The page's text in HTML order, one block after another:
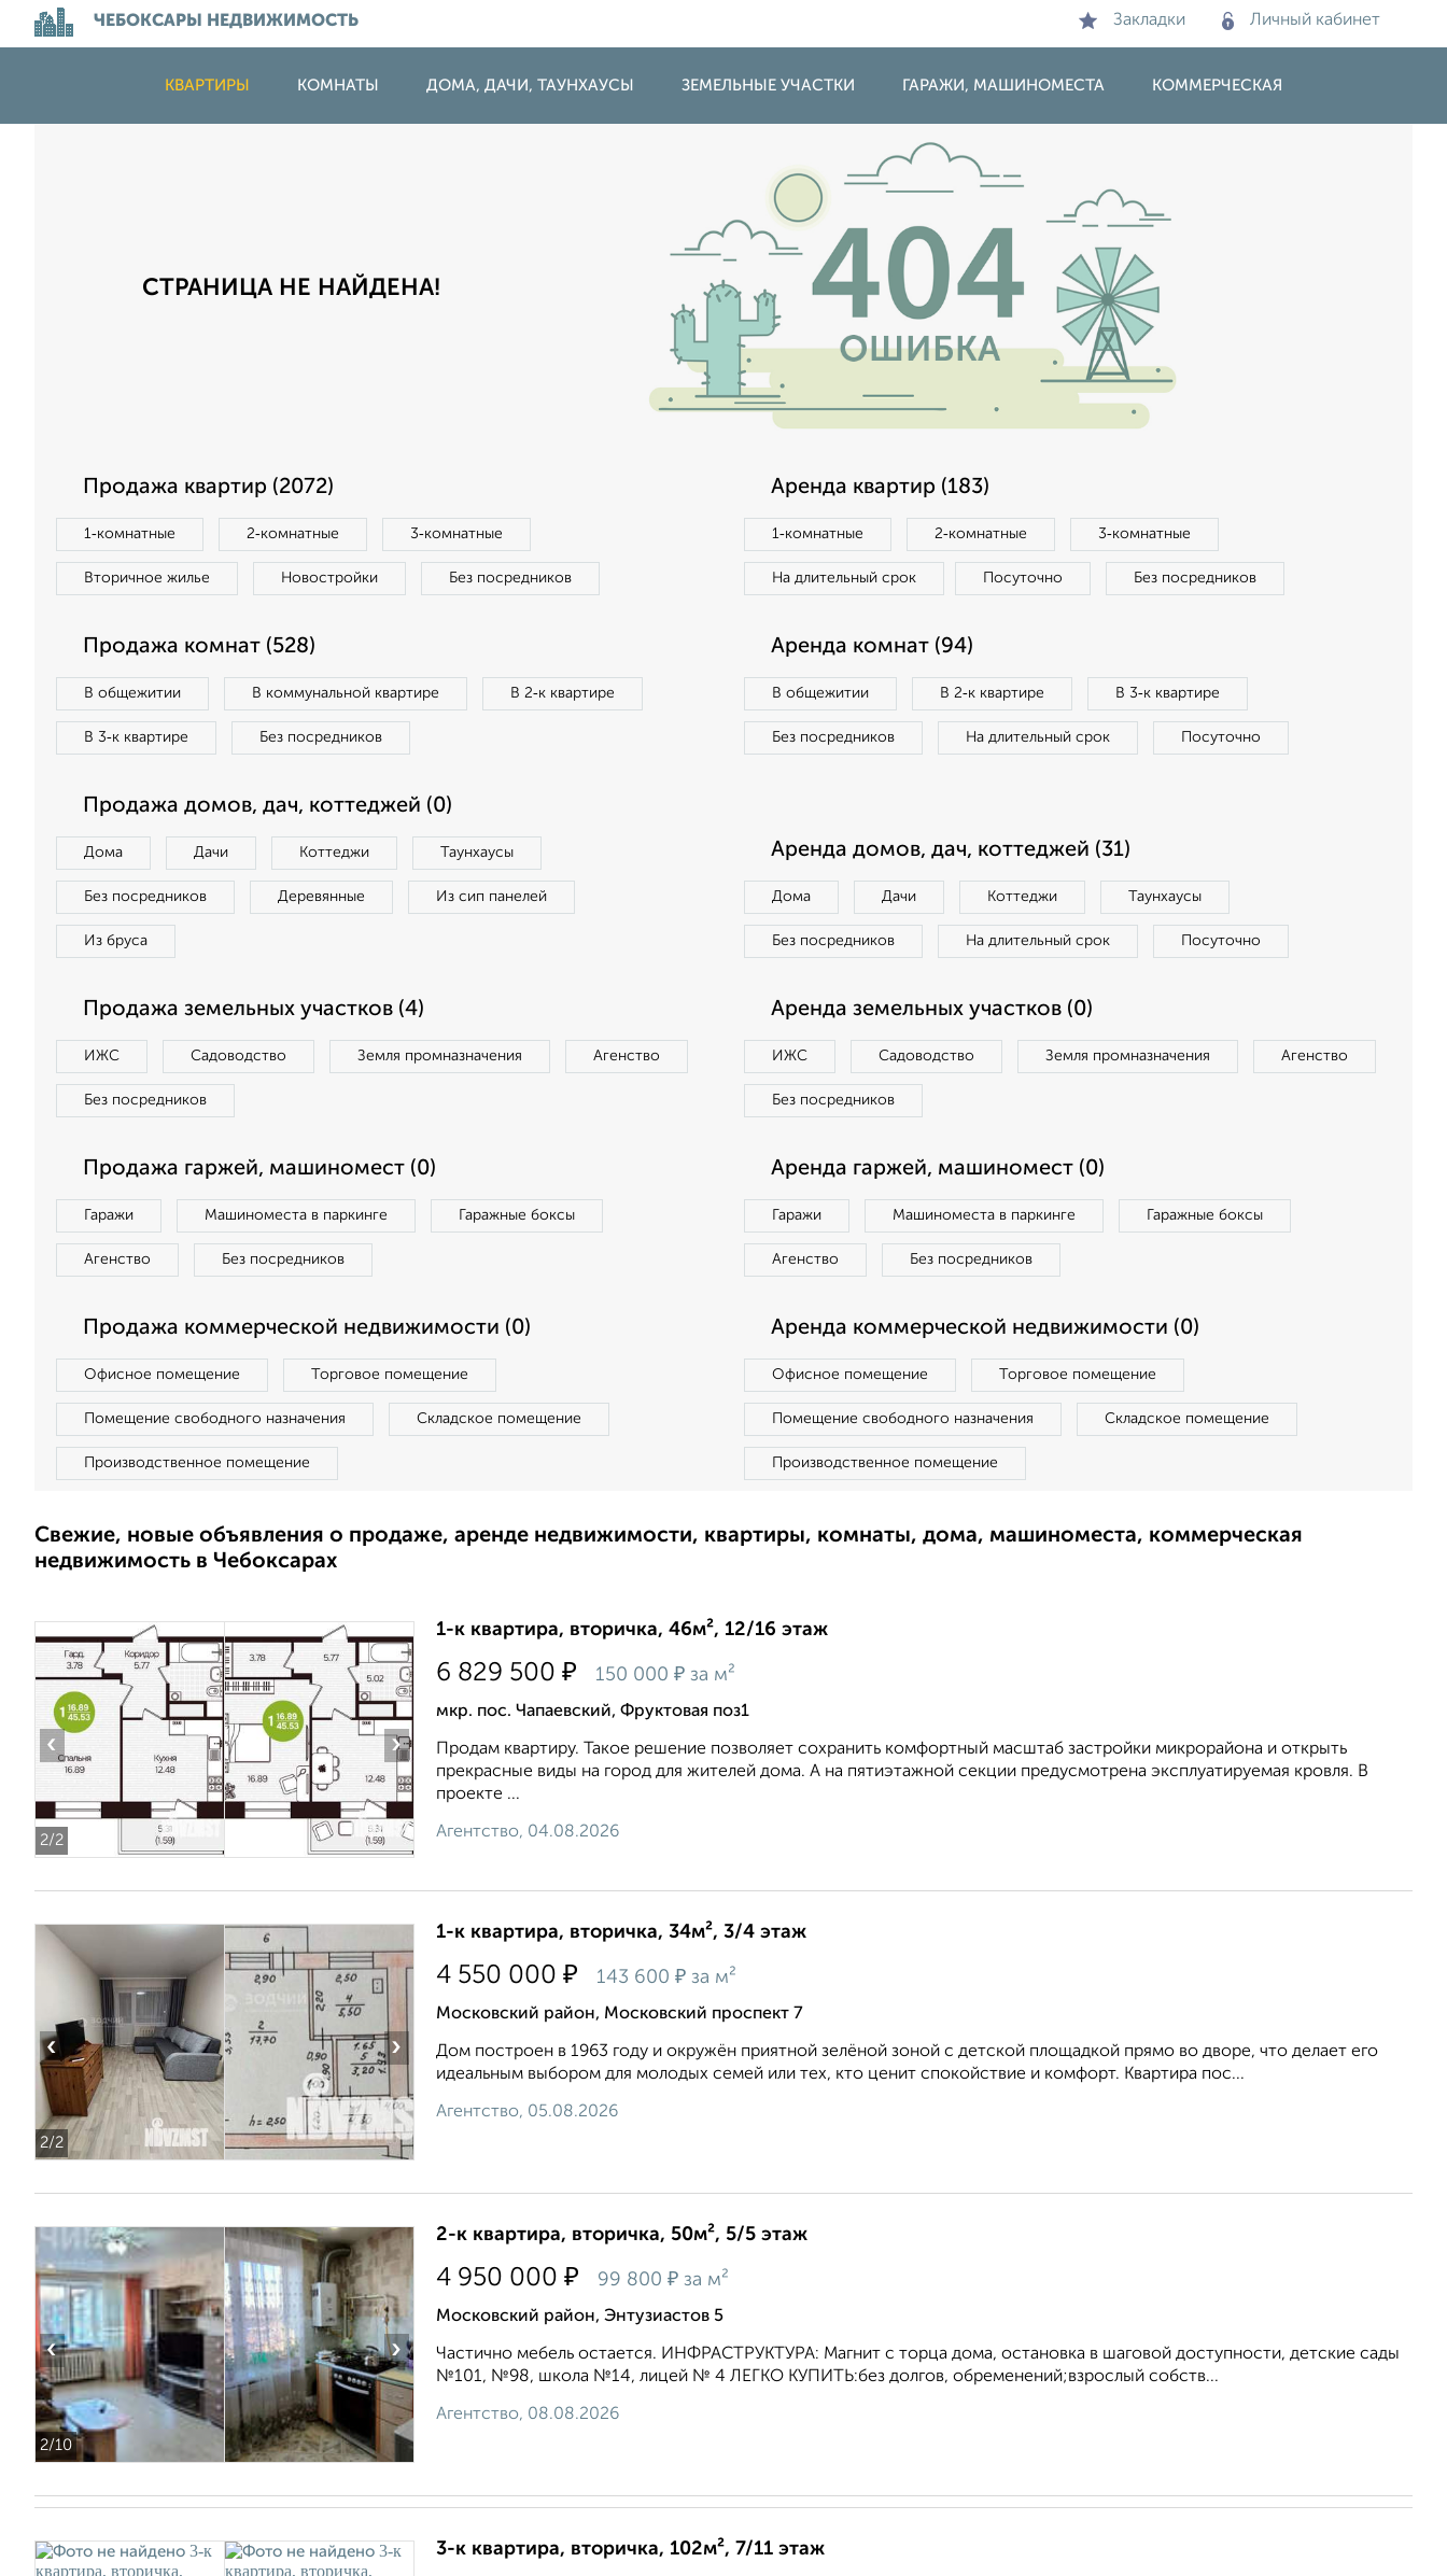
ЧЕБОКСАРЫ НЕДВИЖИМОСТЬ Закладки Личный кабинет
КВАРТИРЫ КОМНАТЫ ДОМА, ДАЧИ, ТАУНХАУСЫ ЗЕМЕЛЬНЫЕ УЧАСТКИ ГАРАЖИ, МАШИНОМЕСТА КОММЕРЧЕСКАЯ
СТРАНИЦА НЕ НАЙДЕНА!
Продажа квартир (2072)
1‑комнатные 2‑комнатные 3‑комнатные
Вторичное жилье Новостройки Без посредников
Аренда квартир (183)
1‑комнатные 2‑комнатные 3‑комнатные
На длительный срок Посуточно Без посредников
Продажа комнат (528)
В общежитии В коммунальной квартире В 2‑к квартире
В 3‑к квартире Без посредников
Аренда комнат (94)
В общежитии В 2‑к квартире В 3‑к квартире
Без посредников На длительный срок Посуточно
Продажа домов, дач, коттеджей (0)
Дома Дачи Коттеджи Таунхаусы
Без посредников Деревянные Из сип панелей
Из бруса
Аренда домов, дач, коттеджей (31)
Дома Дачи Коттеджи Таунхаусы
Без посредников На длительный срок Посуточно
Продажа земельных участков (4)
ИЖС Садоводство Земля промназначения Агенство
Без посредников
Аренда земельных участков (0)
ИЖС Садоводство Земля промназначения Агенство
Без посредников
Продажа гаржей, машиномест (0)
Гаражи Машиноместа в паркинге Гаражные боксы
Агенство Без посредников
Аренда гаржей, машиномест (0)
Гаражи Машиноместа в паркинге Гаражные боксы
Агенство Без посредников
Продажа коммерческой недвижимости (0)
Офисное помещение Торговое помещение
Помещение свободного назначения Складское помещение
Производственное помещение
Аренда коммерческой недвижимости (0)
Офисное помещение Торговое помещение
Помещение свободного назначения Складское помещение
Производственное помещение
Свежие, новые объявления о продаже, аренде недвижимости, квартиры, комнаты, дома, машиноместа, коммерческая
недвижимость в Чебоксарах
2/2
‹ ›
1-к квартира, вторичка, 46м², 12/16 этаж
6 829 500 ₽ 150 000 ₽ за м²
мкр. пос. Чапаевский, Фруктовая поз1
Продам квартиру. Такое решение позволяет сохранить комфортный масштаб застройки микрорайона и открыть
прекрасные виды на город для жителей дома. А на пятиэтажной секции предусмотрена эксплуатируемая кровля. В
проекте ...
Агентство, 04.08.2026
2/2
‹ ›
1-к квартира, вторичка, 34м², 3/4 этаж
4 550 000 ₽ 143 600 ₽ за м²
Московский район, Московский проспект 7
Дом построен в 1963 году и окружён приятной зелёной зоной с детской площадкой прямо во дворе, что делает его
идеальным выбором для молодых семей или тех, кто ценит спокойствие и комфорт. Квартира пос...
Агентство, 05.08.2026
2/10
‹ ›
2-к квартира, вторичка, 50м², 5/5 этаж
4 950 000 ₽ 99 800 ₽ за м²
Московский район, Энтузиастов 5
Частично мебель остается. ИНФРАСТРУКТУРА: Магнит с торца дома, остановка в шаговой доступности, детские сады
№101, №98, школа №14, лицей № 4 ЛЕГКО КУПИТЬ:без долгов, обременений;взрослый собств...
Агентство, 08.08.2026
3-к квартира, вторичка, 102м², 7/11 этаж